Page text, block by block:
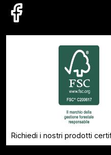
Richiedi i nostri prodotti